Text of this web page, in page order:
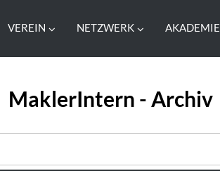
VEREIN NETZWERK AKADEMIE
MaklerIntern - Archiv